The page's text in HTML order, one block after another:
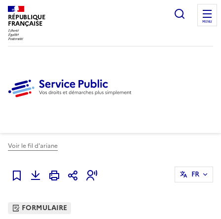
RÉPUBLIQUE
FRANÇAISE
Ouvrir
MENU
Voir le fil d'ariane
Ajouter à mes favoris
FR
FORMULAIRE